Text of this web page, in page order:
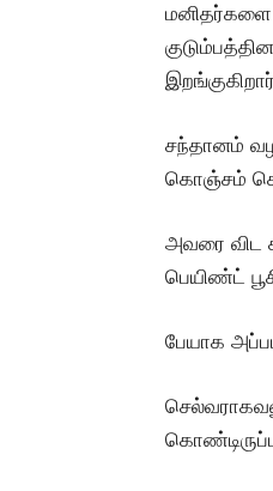
மனிதர்களை
சந்தானம்
கொஞ்சம்
அவரை விட
பெயிண்ட்
பேயாக